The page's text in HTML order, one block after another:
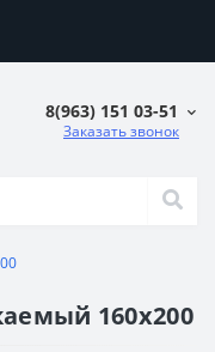
8(963) 151 03-51
Заказать звонок
160x200